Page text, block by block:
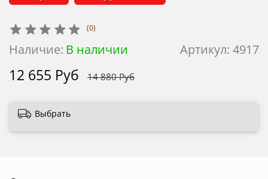
(0)
Артикул: 4917
Наличие: В наличии
12 655 Руб 14 880 Руб
Выбрать